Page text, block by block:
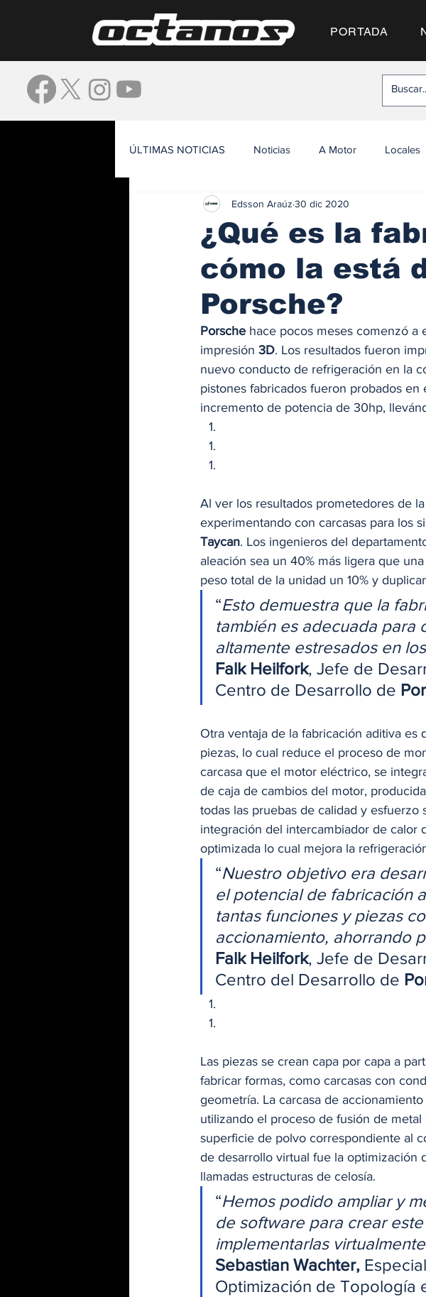
PORTADA
ÚLTIMAS NOTICIAS Noticias A Motor Locales
¿Qué es la
cómo la está
Porsche?
Edsson Araúz 30 dic 2020
Porsche hace pocos meses comenzó a
impresión 3D. Los resultados fueron
nuevo conducto de refrigeración en la
pistones fabricados fueron probados en
incremento de potencia de 30hp,
Al ver los resultados prometedores de la
experimentando con carcasas para los
Taycan. Los ingenieros del
aleación sea un 40% más ligera que
peso total de la unidad un 10% y
“Esto demuestra que la
también es adecuada para
altamente estresados en
Falk Heilfork, Jefe de
Centro de Desarrollo de
Otra ventaja de la fabricación aditiva
piezas, lo cual reduce el proceso de
carcasa que el motor eléctrico, se
de caja de cambios del motor,
todas las pruebas de calidad y
integración del intercambiador de calor
optimizada lo cual mejora la
“Nuestro objetivo era
el potencial de fabricación
tantas funciones y piezas
accionamiento, ahorrando
Falk Heilfork, Jefe de
Centro del Desarrollo de
Las piezas se crean capa por capa a
fabricar formas, como carcasas con
geometría. La carcasa de
utilizando el proceso de fusión de metal
superficie de polvo correspondiente al
de desarrollo virtual fue la optimización
llamadas estructuras de celosía.
“Hemos podido ampliar y
de software para crear
implementarlas
Sebastian Wachter,
Optimización de Topología